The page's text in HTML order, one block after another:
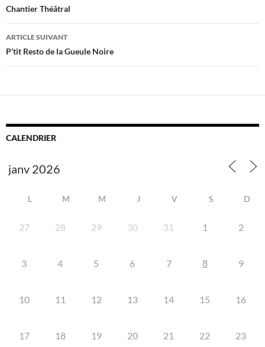
des
articles
Chantier Théâtral
ARTICLE SUIVANT
P’tit Resto de la Gueule Noire
CALENDRIER
L M M J V S D
27 28 29 30 31 1 2
3 4 5 6 7 8 9
10 11 12 13 14 15 16
17 18 19 20 21 22 23